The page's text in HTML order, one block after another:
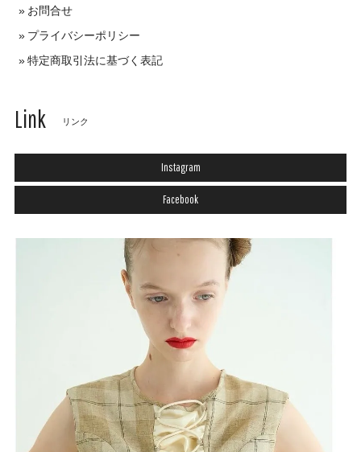
お問合せ
プライバシーポリシー
特定商取引法に基づく表記
Link リンク
Instagram
Facebook